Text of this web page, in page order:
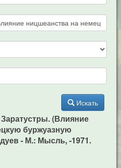
Искать
(Влияние
буржуазную
- М.: Мысль, -1971.